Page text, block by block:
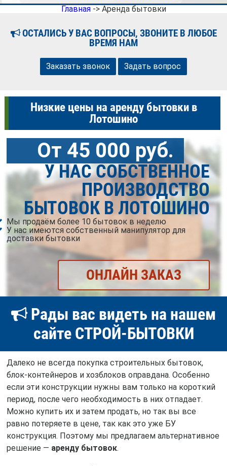
Главная-> Аренда бытовки
ОСТАЛИСЬ У ВАС ВОПРОСЫ, ЗВОНИТЕ В ЛЮБОЕ
ВРЕМЯ НАМ
Заказать звонок Задать вопрос
Низкие цены на аренду бытовки в
Лотошино
От 45 000 руб.
У НАС СОБСТВЕННОЕ
ПРОИЗВОДСТВО
БЫТОВОК В ЛОТОШИНО
Мы продаём более 10 бытовок в неделю
У нас имеются собственный манипулятор для
доставки бытовки
ОНЛАЙН ЗАКАЗ
Рады вас видеть на нашем
сайте СТРОЙ-БЫТОВКИ
Далеко не всегда покупка строительных бытовок,
блок-контейнеров и хозблоков оправдана. Особенно
если эти конструкции нужны вам только на короткий
период, после чего необходимость в них отпадает.
Можно купить их и затем продать, но так вы все
равно потеряете в цене, так как это уже БУ
конструкция. Поэтому мы предлагаем альтернативное
решение — аренду бытовок.